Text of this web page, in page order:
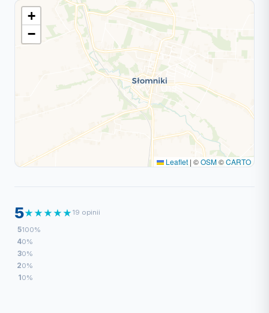
+
−
Leaflet | ©OSM©CARTO
5★★★★★ 19 opinii
5100%
40%
30%
20%
10%